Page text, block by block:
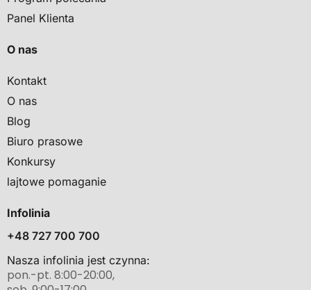
Panel Klienta
O nas
Kontakt
O nas
Blog
Biuro prasowe
Konkursy
lajtowe pomaganie
Infolinia
+48 727 700 700
Nasza infolinia jest czynna:
pon.-pt. 8:00-20:00,